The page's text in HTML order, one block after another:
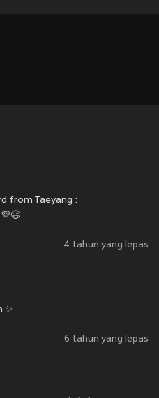
from Taeyang :
4 tahun yang lepas
✨
6 tahun yang lepas